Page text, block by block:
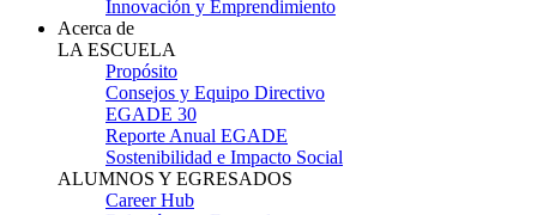
Innovación y Emprendimiento
Acerca de
LA ESCUELA
Propósito
Consejos y Equipo Directivo
EGADE 30
Reporte Anual EGADE
Sostenibilidad e Impacto Social
ALUMNOS Y EGRESADOS
Career Hub